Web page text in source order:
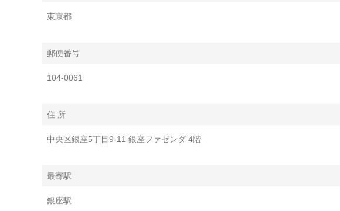
東京都
郵便番号
104-0061
住 所
中央区銀座5丁目9-11 銀座ファゼンダ 4階
最寄駅
銀座駅